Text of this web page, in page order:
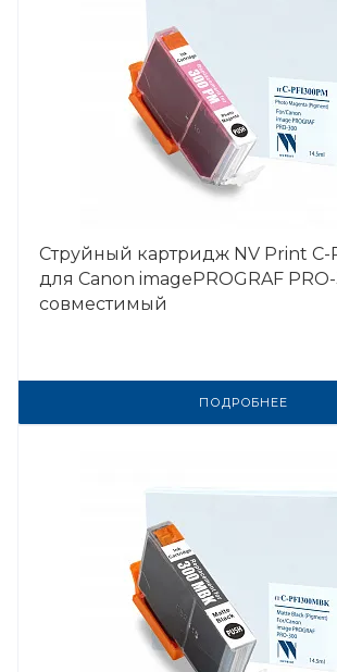
Струйный картридж NV Print C-
для Canon imagePROGRAF
совместимый
ПОДРОБНЕЕ